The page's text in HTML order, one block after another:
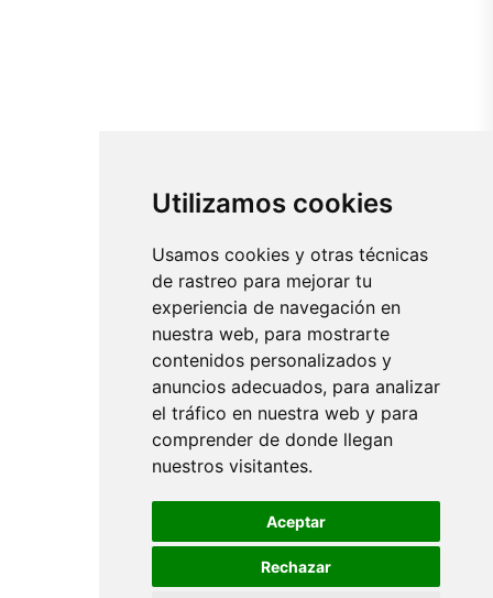
Utilizamos cookies
Usamos cookies y otras técnicas
de rastreo para mejorar tu
experiencia de navegación en
nuestra web, para mostrarte
contenidos personalizados y
anuncios adecuados, para analizar
el tráfico en nuestra web y para
comprender de donde llegan
nuestros visitantes.
Aceptar
Rechazar